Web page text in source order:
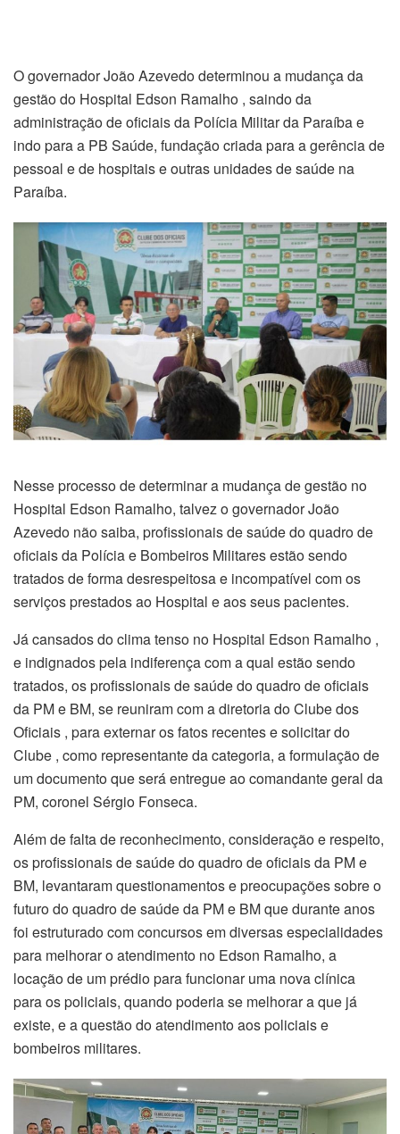
O governador João Azevedo determinou a mudança da
gestão do Hospital Edson Ramalho , saindo da
administração de oficiais da Polícia Militar da Paraíba e
indo para a PB Saúde, fundação criada para a gerência de
pessoal e de hospitais e outras unidades de saúde na
Paraíba.
Nesse processo de determinar a mudança de gestão no
Hospital Edson Ramalho, talvez o governador João
Azevedo não saiba, profissionais de saúde do quadro de
oficiais da Polícia e Bombeiros Militares estão sendo
tratados de forma desrespeitosa e incompatível com os
serviços prestados ao Hospital e aos seus pacientes.
Já cansados do clima tenso no Hospital Edson Ramalho ,
e indignados pela indiferença com a qual estão sendo
tratados, os profissionais de saúde do quadro de oficiais
da PM e BM, se reuniram com a diretoria do Clube dos
Oficiais , para externar os fatos recentes e solicitar do
Clube , como representante da categoria, a formulação de
um documento que será entregue ao comandante geral da
PM, coronel Sérgio Fonseca.
Além de falta de reconhecimento, consideração e respeito,
os profissionais de saúde do quadro de oficiais da PM e
BM, levantaram questionamentos e preocupações sobre o
futuro do quadro de saúde da PM e BM que durante anos
foi estruturado com concursos em diversas especialidades
para melhorar o atendimento no Edson Ramalho, a
locação de um prédio para funcionar uma nova clínica
para os policiais, quando poderia se melhorar a que já
existe, e a questão do atendimento aos policiais e
bombeiros militares.